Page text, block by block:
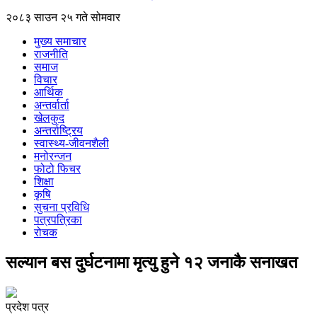
२०८३ साउन २५ गते सोमवार
मुख्य समाचार
राजनीति
समाज
विचार
आर्थिक
अन्तर्वार्ता
खेलकुद
अन्तर्राष्ट्रिय
स्वास्थ्य-जीवनशैली
मनोरन्जन
फोटो फिचर
शिक्षा
कृषि
सुचना प्रविधि
पत्रपत्रिका
रोचक
सल्यान बस दुर्घटनामा मृत्यु हुने १२ जनाकै सनाखत
प्रदेश पत्र